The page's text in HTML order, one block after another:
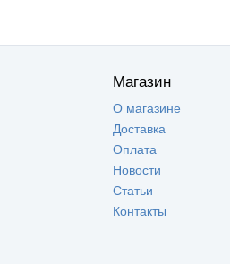
Магазин
О магазине
Доставка
Оплата
Новости
Статьи
Контакты